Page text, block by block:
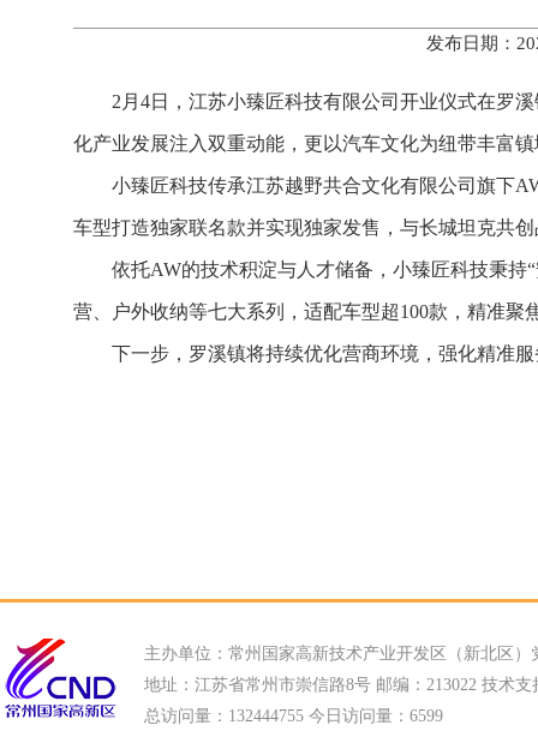
发布日期：
2月4日，江苏小臻匠科技有限公司开业仪式在罗
化产业发展注入双重动能，更以汽车文化为纽带丰富
小臻匠科技传承江苏越野共合文化有限公司旗下
车型打造独家联名款并实现独家发售，与长城坦克共
依托AW的技术积淀与人才储备，小臻匠科技秉
营、户外收纳等七大系列，适配车型超100款，精准
下一步，罗溪镇将持续优化营商环境，强化精准
主办单位：常州国家高新技术产业开发区（新北区）
地址：江苏省常州市崇信路8号 邮编：213022 技术支
总访问量： 132444755 今日访问量： 6599